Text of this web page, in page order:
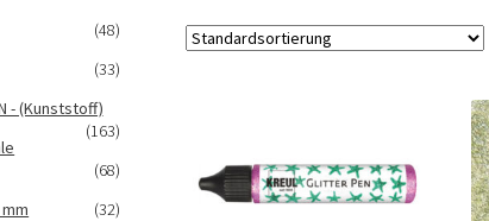
(48)
(33)
- (Kunststoff)
(163)
(68)
(32)